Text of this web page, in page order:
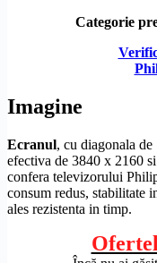
Categorie
Imagine
Ecranul, cu diagonala
efectiva de 3840 x 2160
confera televizorului
consum redus, stabilitate
ales rezistenta in timp.